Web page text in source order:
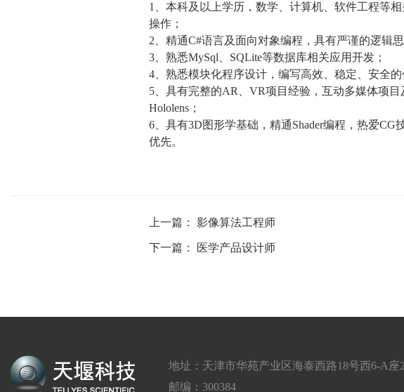
1 、本科及以上学历，数学、计算机、软件工程等
操作；
2 、精通C#语言及面向对象编程，具有严谨的逻辑
3 、熟悉MySql SQLite等数据库相关应用开发；
4 、熟悉模块化程序设计，编写高效、稳定、安全
5 、具有完整的AR 、VR项目经验，互动多媒体项
Hololens ；
6 、具有3D图形学基础，精通Shader编程，热爱CG
优先。
上一篇： 影像算法工程师
下一篇： 医学产品设计师
地址：天津市华苑产业区海泰西路18号西6-A座
邮编：300384